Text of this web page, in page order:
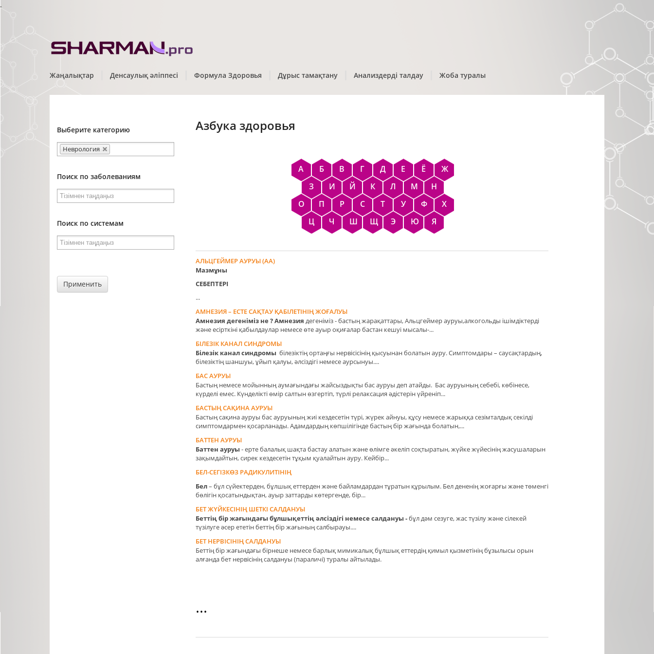
.
Жаңалықтар Денсаулық әліппесі Формула Здоровья Дұрыс тамақтану Анализдерді талдау Жоба туралы
Азбука здоровья
А Б В Г Д Е Ё
Ж
З
И Й К Л М
Н
О
П Р С Т У Ф
Х
Ц
Ч Ш Щ Э Ю Я
АЛЬЦГЕЙМЕР АУРУЫ (АА)
Мазмұны
СЕБЕПТЕРІ
...
АМНЕЗИЯ – ЕСТЕ САҚТАУ ҚАБІЛЕТІНІҢ ЖОҒАЛУЫ
Амнезия дегеніміз не ? Амнезия дегеніміз - бастың жарақаттары, Альцгеймер ауруы,алкогольды ішімдіктерді
және есірткіні қабылдаулар немесе өте ауыр оқиғалар бастан кешуі мысалы-...
БІЛЕЗІК КАНАЛ СИНДРОМЫ
Білезік канал синдромы білезіктің ортаңғы нервісісінің қысуынан болатын ауру. Симптомдары – саусақтардың,
білезіктің шаншуы, ұйып қалуы, әлсіздігі немесе аурсынуы....
БАС АУРУЫ
Бастың немесе мойынның аумағындағы жайсыздықты бас ауруы деп атайды. Бас ауруының себебі, көбінесе,
күрделі емес. Күнделікті өмір салтын өзгертіп, түрлі релаксация әдістерін үйреніп...
БАСТЫҢ САҚИНА АУРУЫ
Бастың сақина ауруы бас ауруының жиі кездесетін түрі, жүрек айнуы, құсу немесе жарыққа сезімталдық секілді
симптомдармен қосарланады. Адамдардың көпшілігінде бастың бір жағында болатын,...
БАТТЕН АУРУЫ
Баттен ауруы - ерте балалық шақта бастау алатын және өлімге әкеліп соқтыратын, жүйке жүйесінің жасушаларын
зақымдайтын, сирек кездесетін тұқым қуалайтын ауру. Кейбір...
БЕЛ-СЕГІЗКӨЗ РАДИКУЛИТІНІҢ
Бел– бұл сүйектерден, бұлшық еттерден және байламдардан тұратын құрылым. Бел дененің жоғарғы және төменгі
бөлігін қосатындықтан, ауыр заттарды көтергенде, бір...
БЕТ ЖҮЙКЕСІНІҢ ШЕТКІ САЛДАНУЫ
Беттің бір жағындағы бұлшықеттің әлсіздігі немесе салдануы -бұл дәм сезуге, жас түзілу және сілекей
түзілуге әсер ететін беттің бір жағының салбырауы....
БЕТ НЕРВІСІНІҢ САЛДАНУЫ
Беттің бір жағындағы бірнеше немесе барлық мимикалық бұлшық еттердің қимыл қызметінің бұзылысы орын
алғанда бет нервісінің салдануы (параличі) туралы айтылады.
...
Выберите категорию
Неврология
Поиск по заболеваниям
Поиск по системам
Применить